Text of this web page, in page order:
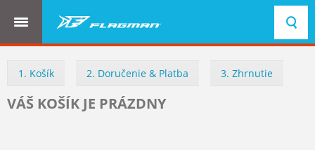
NAVIGÁCIA
1. Košík 2. Doručenie & Platba 3. Zhrnutie
VÁŠ KOŠÍK JE PRÁZDNY